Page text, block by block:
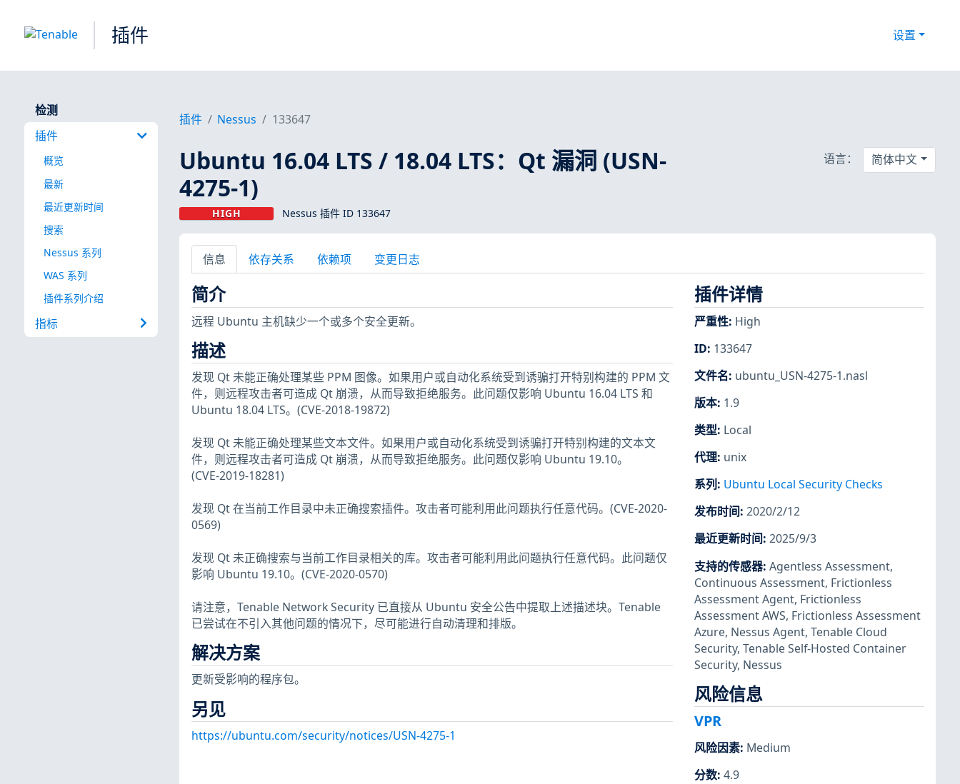
插件 设置
检测
插件
概览
最新
最近更新时间
搜索
Nessus 系列
WAS 系列
插件系列介绍
指标
插件 Nessus 133647
Ubuntu 16.04 LTS / 18.04 LTS：Qt 漏洞 (USN-
4275-1)
HIGH Nessus 插件 ID 133647
语言： 简体中文
信息 依存关系 依赖项 变更日志
简介
远程 Ubuntu 主机缺少一个或多个安全更新。
描述
发现 Qt 未能正确处理某些 PPM 图像。如果用户或自动化系统受到诱骗打开特别构建的 PPM 文
件，则远程攻击者可造成 Qt 崩溃，从而导致拒绝服务。此问题仅影响 Ubuntu 16.04 LTS 和
Ubuntu 18.04 LTS。(CVE-2018-19872)
发现 Qt 未能正确处理某些文本文件。如果用户或自动化系统受到诱骗打开特别构建的文本文
件，则远程攻击者可造成 Qt 崩溃，从而导致拒绝服务。此问题仅影响 Ubuntu 19.10。
(CVE-2019-18281)
发现 Qt 在当前工作目录中未正确搜索插件。攻击者可能利用此问题执行任意代码。(CVE-2020-
0569)
发现 Qt 未正确搜索与当前工作目录相关的库。攻击者可能利用此问题执行任意代码。此问题仅
影响 Ubuntu 19.10。(CVE-2020-0570)
请注意，Tenable Network Security 已直接从 Ubuntu 安全公告中提取上述描述块。Tenable
已尝试在不引入其他问题的情况下，尽可能进行自动清理和排版。
解决方案
更新受影响的程序包。
另见
https://ubuntu.com/security/notices/USN-4275-1
插件详情
严重性: High
ID: 133647
文件名: ubuntu_USN-4275-1.nasl
版本: 1.9
类型: Local
代理: unix
系列 : Ubuntu Local Security Checks
发布时间: 2020/2/12
最近更新时间: 2025/9/3
支持的传感器: Agentless Assessment,
Continuous Assessment, Frictionless
Assessment Agent, Frictionless
Assessment AWS, Frictionless Assessment
Azure, Nessus Agent, Tenable Cloud
Security, Tenable Self-Hosted Container
Security, Nessus
风险信息
VPR
风险因素: Medium
分数: 4.9